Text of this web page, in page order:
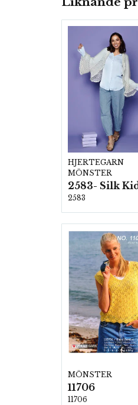
HJERTEGARN
MÖNSTER
2583
MÖNSTER
11706
11706